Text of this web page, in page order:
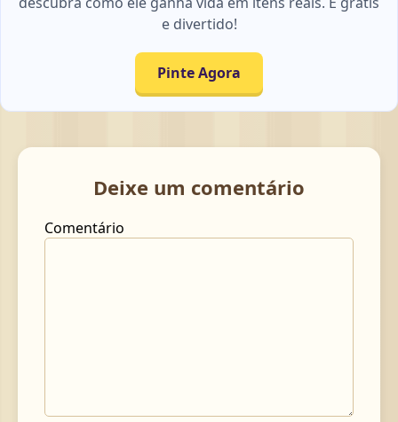
e divertido!
Pinte Agora
Deixe um comentário
Comentário